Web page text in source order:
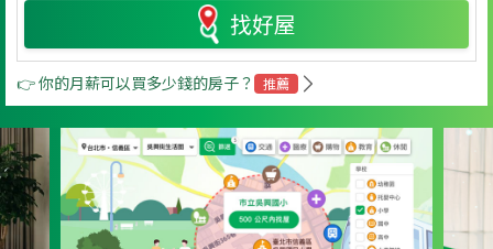
找好屋
👉 你的月薪可以買多少錢的房子？ 推薦